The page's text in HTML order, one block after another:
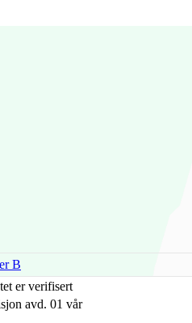
B
er verifisert
avd. 01 vår